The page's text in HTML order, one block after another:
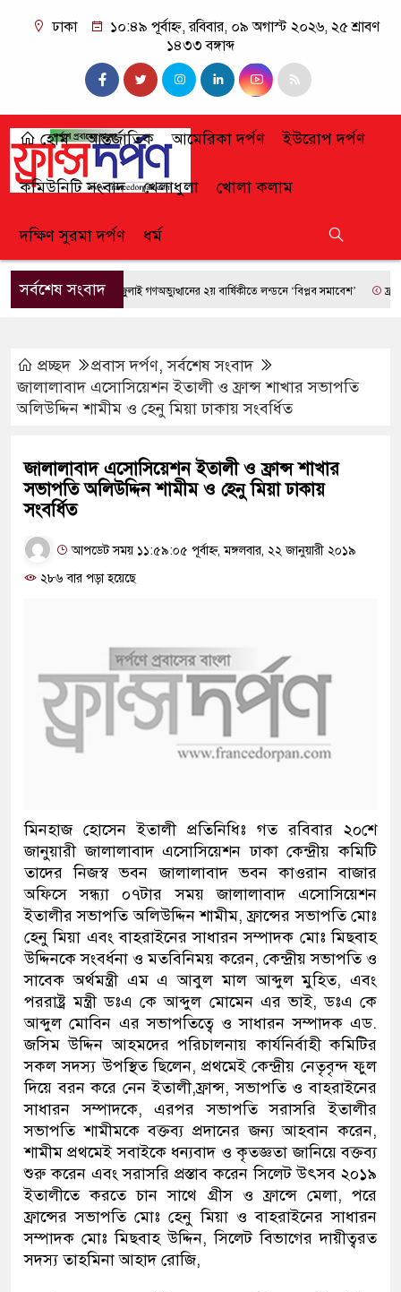
ঢাকা
১০:৪৯ পূর্বাহ্ন, রবিবার, ০৯ অগাস্ট ২০২৬, ২৫ শ্রাবণ
১৪৩৩ বঙ্গাব্দ
হোম আন্তর্জাতিক আমেরিকা দর্পণ ইউরোপ দর্পণ
কমিউনিটি সংবাদ খেলাধুলা খোলা কলাম
দক্ষিণ সুরমা দর্পণ ধর্ম
সর্বশেষ সংবাদজুলাই গণঅভ্যুত্থানের ২য় বার্ষিকীতে লন্ডনে ‘বিপ্লব সমাবেশ’ ফ্রান্সে
প্রচ্ছদ প্রবাস দর্পণ,সর্বশেষ সংবাদ
জালালাবাদ এসোসিয়েশন ইতালী ও ফ্রান্স শাখার সভাপতি
অলিউদ্দিন শামীম ও হেনু মিয়া ঢাকায় সংবর্ধিত
জালালাবাদ এসোসিয়েশন ইতালী ও ফ্রান্স শাখার
সভাপতি অলিউদ্দিন শামীম ও হেনু মিয়া ঢাকায়
সংবর্ধিত
আপডেট সময় ১১:৫৯:০৫ পূর্বাহ্ন, মঙ্গলবার, ২২ জানুয়ারী ২০১৯
২৮৬ বার পড়া হয়েছে
মিনহাজ হোসেন ইতালী প্রতিনিধিঃ গত রবিবার ২০শে
জানুয়ারী জালালাবাদ এসোসিয়েশন ঢাকা কেন্দ্রীয় কমিটি
তাদের নিজস্ব ভবন জালালাবাদ ভবন কাওরান বাজার
অফিসে সন্ধ্যা ০৭টার সময় জালালাবাদ এসোসিয়েশন
ইতালীর সভাপতি অলিউদ্দিন শামীম, ফ্রান্সের সভাপতি মোঃ
হেনু মিয়া এবং বাহরাইনের সাধারন সম্পাদক মোঃ মিছবাহ
উদ্দিনকে সংবর্ধনা ও মতবিনিময় করেন, কেন্দ্রীয় সভাপতি ও
সাবেক অর্থমন্ত্রী এম এ আবুল মাল আব্দুল মুহিত, এবং
পররাষ্ট্র মন্ত্রী ডঃএ কে আব্দুল মোমেন এর ভাই, ডঃএ কে
আব্দুল মোবিন এর সভাপতিত্বে ও সাধারন সম্পাদক এড.
জসিম উদ্দিন আহমদের পরিচালনায় কার্যনির্বাহী কমিটির
সকল সদস্য উপস্থিত ছিলেন, প্রথমেই কেন্দ্রীয় নেতৃবৃন্দ ফুল
দিয়ে বরন করে নেন ইতালী,ফ্রান্স, সভাপতি ও বাহরাইনের
সাধারন সম্পাদকে, এরপর সভাপতি সরাসরি ইতালীর
সভাপতি শামীমকে বক্তব্য প্রদানের জন্য আহবান করেন,
শামীম প্রথমেই সবাইকে ধন্যবাদ ও কৃতজ্ঞতা জানিয়ে বক্তব্য
শুরু করেন এবং সরাসরি প্রস্তাব করেন সিলেট উৎসব ২০১৯
ইতালীতে করতে চান সাথে গ্রীস ও ফ্রান্সে মেলা, পরে
ফ্রান্সের সভাপতি মোঃ হেনু মিয়া ও বাহরাইনের সাধারন
সম্পাদক মোঃ মিছবাহ উদ্দিন, সিলেট বিভাগের দায়ীত্বরত
সদস্য তাহমিনা আহাদ রোজি,